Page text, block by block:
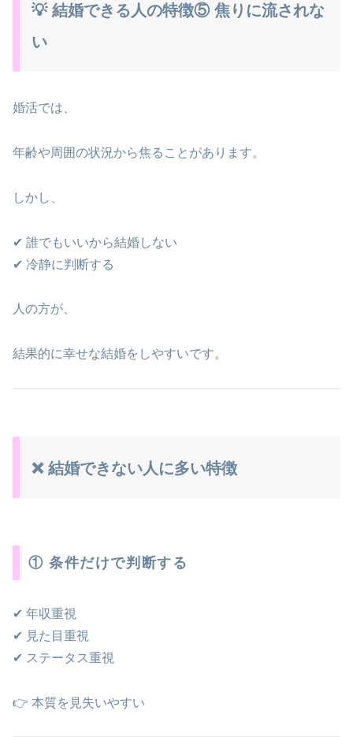
💡 結婚できる人の特徴⑤ 焦りに流されな
い
婚活では、
年齢や周囲の状況から焦ることがあります。
しかし、
✔ 誰でもいいから結婚しない
✔ 冷静に判断する
人の方が、
結果的に幸せな結婚をしやすいです。
❌ 結婚できない人に多い特徴
① 条件だけで判断する
✔ 年収重視
✔ 見た目重視
✔ ステータス重視
👉 本質を見失いやすい